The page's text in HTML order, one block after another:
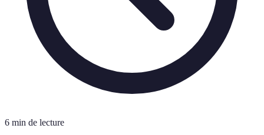
6 min de lecture